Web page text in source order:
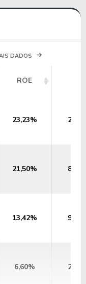
DADOS
ROE
23,23%
21,50%
13,42%
6,60%